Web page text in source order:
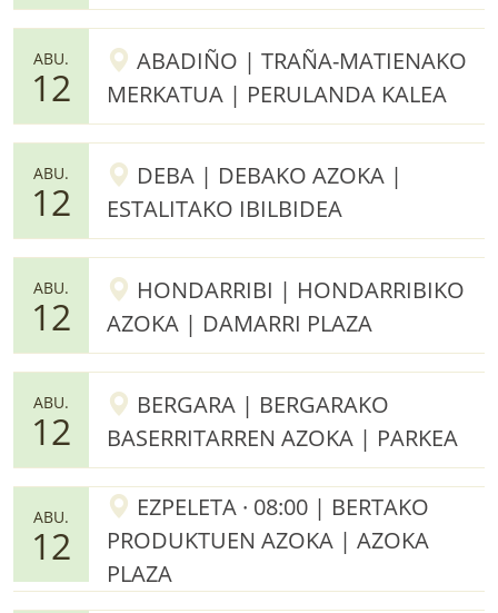
ABU.
12
ABADIÑO | TRAÑA-MATIENAKO
MERKATUA | PERULANDA KALEA
ABU.
12
DEBA | DEBAKO AZOKA |
ESTALITAKO IBILBIDEA
ABU.
12
HONDARRIBI | HONDARRIBIKO
AZOKA | DAMARRI PLAZA
ABU.
12
BERGARA | BERGARAKO
BASERRITARREN AZOKA | PARKEA
ABU.
12
EZPELETA · 08:00 | BERTAKO
PRODUKTUEN AZOKA | AZOKA
PLAZA